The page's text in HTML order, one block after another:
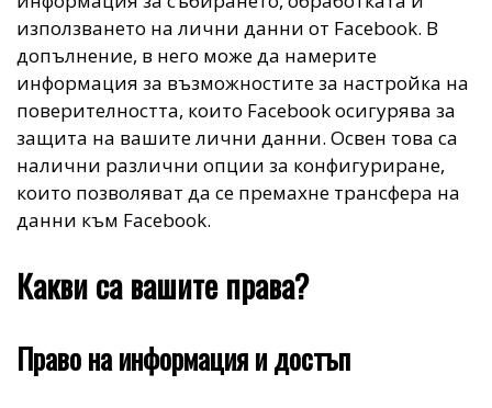
използването на лични данни от Facebook. В
допълнение, в него може да намерите
информация за възможностите за настройка на
поверителността, които Facebook осигурява за
защита на вашите лични данни. Освен това са
налични различни опции за конфигуриране,
които позволяват да се премахне трансфера на
данни към Facebook.
Какви са вашите права?
Право на информация и достъп